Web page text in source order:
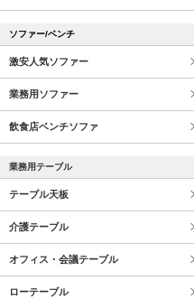
ソファー/ベンチ
激安人気ソファー
業務用ソファー
飲食店ベンチソファ
業務用テーブル
テーブル天板
介護テーブル
オフィス・会議テーブル
ローテーブル